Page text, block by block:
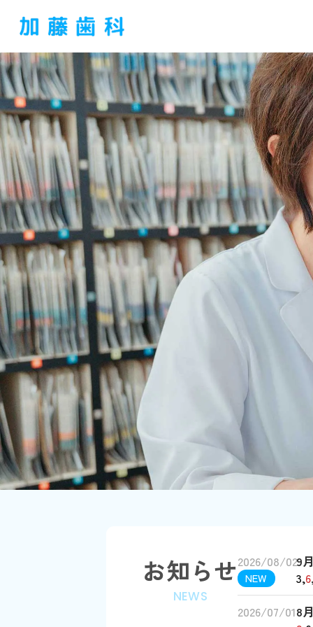
お知らせ
NEWS
2026/08/02
NEW
9
3,6
2026/07/018